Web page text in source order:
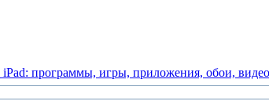
iPad: программы, игры, приложения, обои, видео